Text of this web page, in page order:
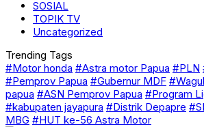
SOSIAL
TOPIK TV
Uncategorized
Trending Tags
#Motor honda #Astra motor Papua #PLN
#Pemprov Papua #Gubernur MDF
papua #ASN Pemprov Papua #Program
#kabupaten jayapura #Distrik Depapre
MBG #HUT ke-56 Astra Motor